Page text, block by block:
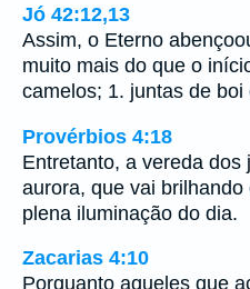
Jó 42:12,13
Assim, o Eterno
muito mais do que o
camelos; 1. juntas de
Provérbios 4:18
Entretanto, a vereda
aurora, que vai
plena iluminação do dia.
Zacarias 4:10
Porquanto aqueles que